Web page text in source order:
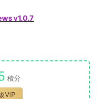
v1.0.7
積分
VIP